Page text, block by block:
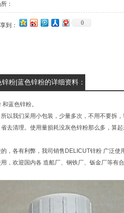
：
到： 0
粉|蓝色锌粉的详细资料：
蓝色锌粉。
以我们采用小包装，少量多次，不用不要拆，
去清理。使用量损耗没灰色锌粉那么多，算起
，各有利弊，我司销售DELICUT锌粉 广泛使
，欢迎国内各 造船厂、钢铁厂、钣金厂等有